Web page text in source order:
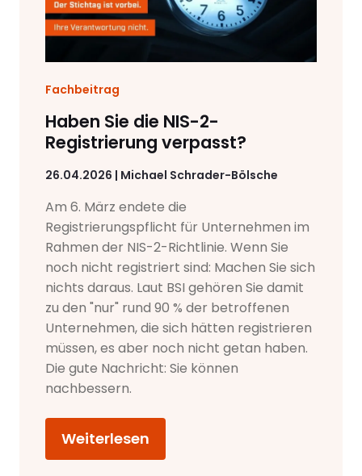
Fachbeitrag
Haben Sie die NIS-2-
Registrierung verpasst?
26.04.2026 | Michael Schrader-Bölsche
Am 6. März endete die
Registrierungspflicht für Unternehmen im
Rahmen der NIS-2-Richtlinie. Wenn Sie
noch nicht registriert sind: Machen Sie sich
nichts daraus. Laut BSI gehören Sie damit
zu den "nur" rund 90 % der betroffenen
Unternehmen, die sich hätten registrieren
müssen, es aber noch nicht getan haben.
Die gute Nachricht: Sie können
nachbessern.
Weiterlesen